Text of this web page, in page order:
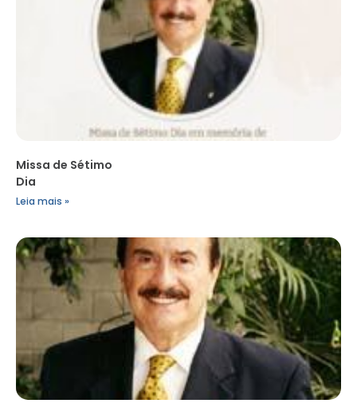
Missa de Sétimo
Dia
Leia mais »